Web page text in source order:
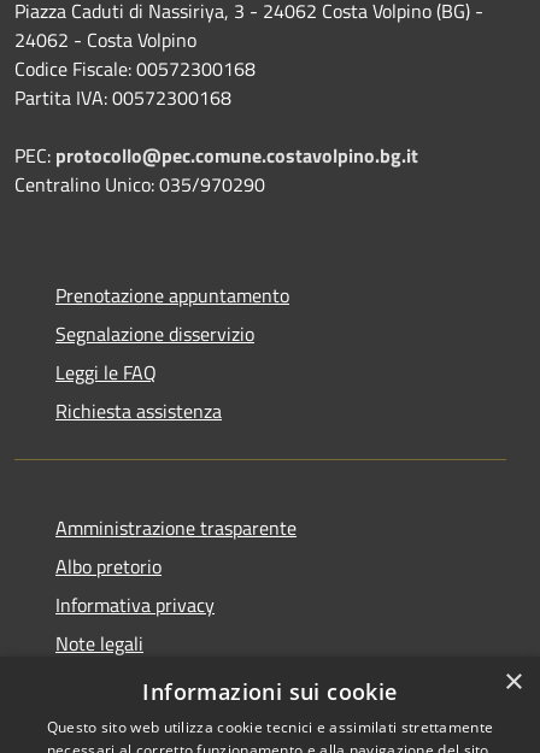
Piazza Caduti di Nassiriya, 3 - 24062 Costa Volpino (BG) -
24062 - Costa Volpino
Codice Fiscale: 00572300168
Partita IVA: 00572300168
PEC: protocollo@pec.comune.costavolpino.bg.it
Centralino Unico: 035/970290
Prenotazione appuntamento
Segnalazione disservizio
Leggi le FAQ
Richiesta assistenza
Amministrazione trasparente
Albo pretorio
Informativa privacy
Note legali
Dichiarazione di accessibilità
×
Informazioni sui cookie
Questo sito web utilizza cookie tecnici e assimilati strettamente